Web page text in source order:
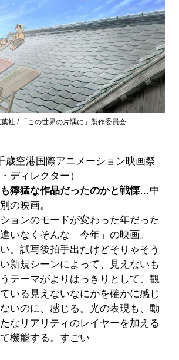
社 / 「この世界の片隅に」製作委員会
歳空港国際アニメーション映画祭
ディレクター）
獰猛な作品だったのかと戦慄…中
の映画。
ョンのモードが変わった年だった
いなくそんな「今年」の映画。
。試写後拍手出たけどそりゃそう
新規シーンによって、見えないも
テーマがよりはっきりとして、観
いる見えないなにかを確かに感じ
いのに、感じる。光の表現も、動
なリアリティのレイヤーを加える
機能する。すごい